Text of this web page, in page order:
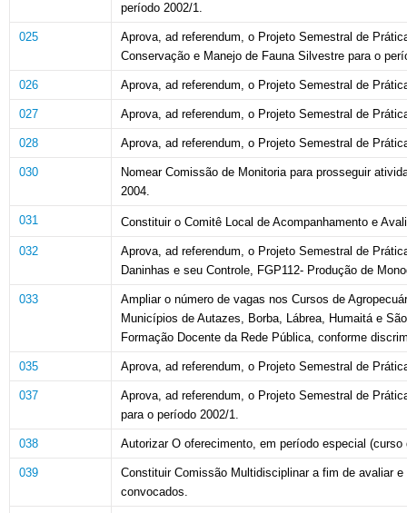
período 2002/1.
025 Aprova, ad referendum, o Projeto Semestral de
Conservação e Manejo de Fauna Silvestre para o
026 Aprova, ad referendum, o Projeto Semestral de
027 Aprova, ad referendum, o Projeto Semestral de
028 Aprova, ad referendum, o Projeto Semestral de
030
Nomear Comissão de Monitoria para prosseguir
2004.
031 Constituir o Comitê Local de Acompanhamento e
032 Aprova, ad referendum, o Projeto Semestral de
Daninhas e seu Controle, FGP112- Produção de
033
Ampliar o número de vagas nos Cursos de
Municípios de Autazes, Borba, Lábrea, Humaitá e
Formação Docente da Rede Pública, conforme
035 Aprova, ad referendum, o Projeto Semestral de
037 Aprova, ad referendum, o Projeto Semestral de
para o período 2002/1.
038 Autorizar O oferecimento, em período especial
039 Constituir Comissão Multidisciplinar a fim de avaliar
convocados.